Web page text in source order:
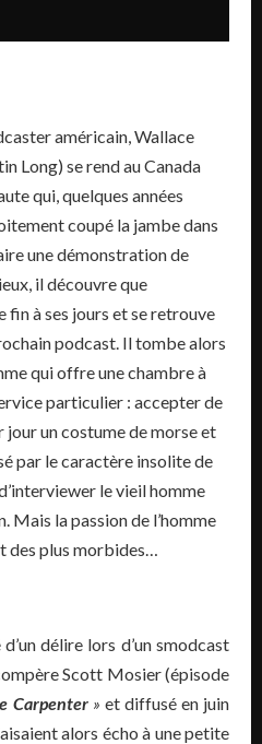
américain, Wallace
Long) se rend au Canada
qui, quelques années
coupé la jambe dans
une démonstration de
il découvre que
fin à ses jours et se retrouve
podcast. Il tombe alors
qui offre une chambre à
particulier : accepter de
un costume de morse et
par le caractère insolite de
le vieil homme
Mais la passion de l’homme
des plus morbides…
délire lors d’un smodcast
Scott Mosier (épisode
Carpenter » et diffusé en juin
alors écho à une petite